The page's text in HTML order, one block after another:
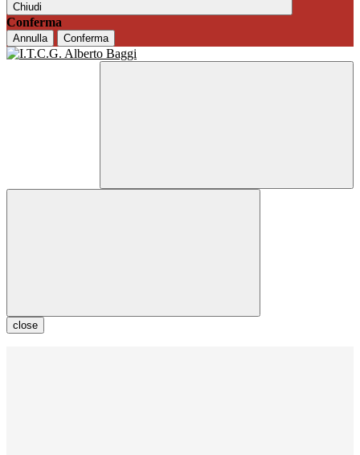
Chiudi
Conferma
Annulla Conferma
close